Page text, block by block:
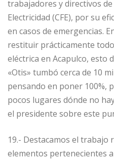
trabajadores y directivos
Electricidad (CFE), por su
en casos de emergencias.
restituir prácticamente
eléctrica en Acapulco, esto
«Otis» tumbó cerca de 10
pensando en poner 100%,
pocos lugares dónde no
el presidente sobre este
19.- Destacamos el trabajo
elementos pertenecientes